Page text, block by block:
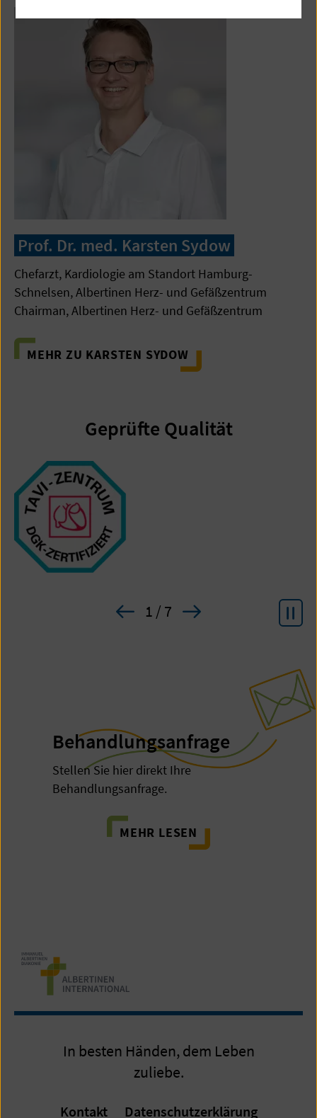
Prof. Dr. med. Karsten Sydow
Chefarzt, Kardiologie am Standort Hamburg-
Schnelsen, Albertinen Herz- und Gefäßzentrum
Chairman, Albertinen Herz- und Gefäßzentrum
MEHR ZU KARSTEN SYDOW
Geprüfte Qualität
Vorheriges
1 / 7 Nächstes
Pause
Behandlungsanfrage
Stellen Sie hier direkt Ihre
Behandlungsanfrage.
MEHR LESEN
In besten Händen, dem Leben
zuliebe.
Kontakt Datenschutzerklärung